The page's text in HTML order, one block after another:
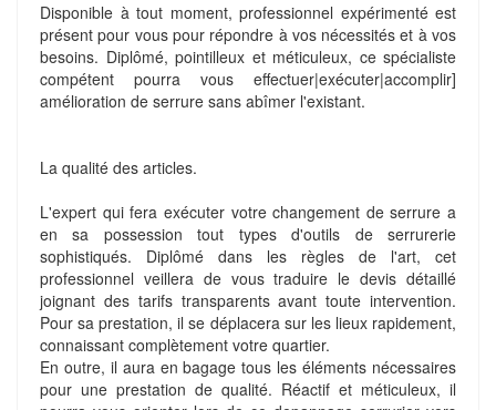
Disponible à tout moment, professionnel expérimenté est
présent pour vous pour répondre à vos nécessités et à vos
besoins. Diplômé, pointilleux et méticuleux, ce spécialiste
compétent pourra vous effectuer|exécuter|accomplir]
amélioration de serrure sans abîmer l'existant.
La qualité des articles.
L'expert qui fera exécuter votre changement de serrure a
en sa possession tout types d'outils de serrurerie
sophistiqués. Diplômé dans les règles de l'art, cet
professionnel veillera de vous traduire le devis détaillé
joignant des tarifs transparents avant toute intervention.
Pour sa prestation, il se déplacera sur les lieux rapidement,
connaissant complètement votre quartier.
En outre, il aura en bagage tous les éléments nécessaires
pour une prestation de qualité. Réactif et méticuleux, il